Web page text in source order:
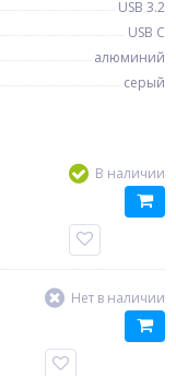
USB 3.2
USB C
алюминий
серый
В наличии
Нет в наличии